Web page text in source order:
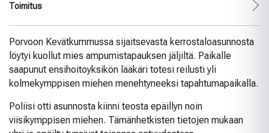
Toimitus
Porvoon Kevätkummussa sijaitsevasta kerrostaloasunnosta
löytyi kuollut mies ampumistapauksen jäljiltä. Paikalle
saapunut ensihoitoyksikön lääkäri totesi reilusti yli
kolmekymppisen miehen menehtyneeksi tapahtumapaikalla.
Poliisi otti asunnosta kiinni teosta epäillyn noin
viisikymppisen miehen. Tämänhetkisten tietojen mukaan